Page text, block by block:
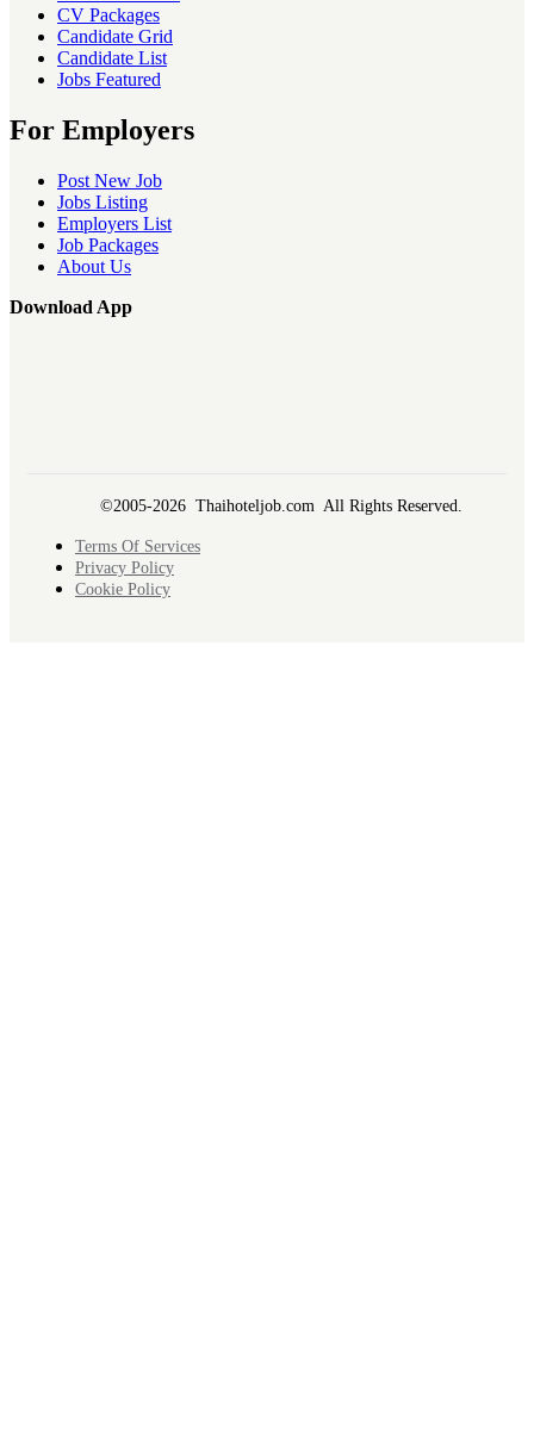
CV Packages
Candidate Grid
Candidate List
Jobs Featured
For Employers
Post New Job
Jobs Listing
Employers List
Job Packages
About Us
Download App
©2005-2026 Thaihoteljob.com All Rights Reserved.
Terms Of Services
Privacy Policy
Cookie Policy